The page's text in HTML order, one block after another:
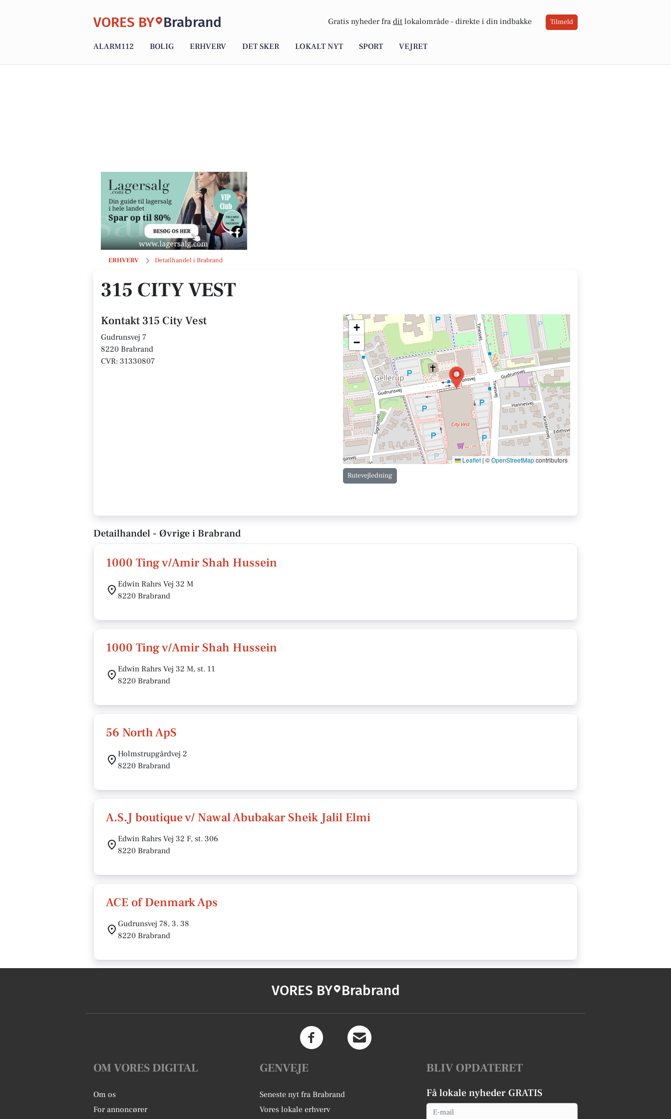
VORES BY Brabrand Gratis nyheder fra dit lokalområde - direkte i din indbakke Tilmeld
ALARM112 BOLIG ERHVERV DET SKER LOKALT NYT SPORT VEJRET
ERHVERV Detailhandel i Brabrand
315 City Vest
315 CITY VEST
Kontakt 315 City Vest
Gudrunsvej 7
8220 Brabrand
CVR: 31330807
+
−
Leaflet | ©OpenStreetMapcontributors
Rutevejledning
Detailhandel - Øvrige i Brabrand
1000 Ting v/Amir Shah Hussein
Edwin Rahrs Vej 32 M
8220 Brabrand
1000 Ting v/Amir Shah Hussein
Edwin Rahrs Vej 32 M, st. 11
8220 Brabrand
56 North ApS
Holmstrupgårdvej 2
8220 Brabrand
A.S.J boutique v/ Nawal Abubakar Sheik Jalil Elmi
Edwin Rahrs Vej 32 F, st. 306
8220 Brabrand
ACE of Denmark Aps
Gudrunsvej 78, 3. 38
8220 Brabrand
VORES BY Brabrand
OM VORES DIGITAL
Om os
For annoncører
GENVEJE
Seneste nyt fra Brabrand
Vores lokale erhverv
BLIV OPDATERET
Få lokale nyheder GRATIS
Email